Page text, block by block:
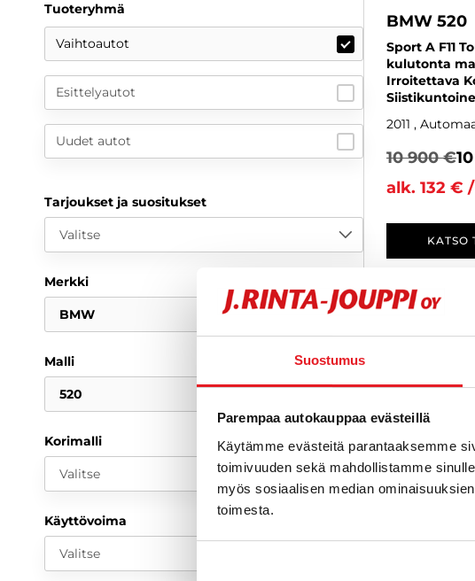
Suostumus
Parempaa autokauppaa evästeillä
Käytämme evästeitä parantaaksemme
toimivuuden sekä mahdollistamme
myös sosiaalisen median
toimesta.
Tuoteryhmä
Vaihtoautot
Esittelyautot
Uudet autot
Tarjoukset ja suositukset
Valitse
Merkki
BMW
Malli
520
Korimalli
Valitse
Käyttövoima
Valitse
BMW 520
Sport A F11
kulutonta
Irroitettava
2011 ,
10 900 €
alk. 132 €
KATSO